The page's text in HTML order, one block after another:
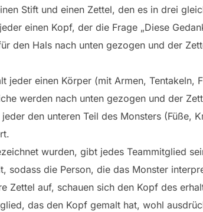
Stift und einen Zettel, den es in drei
einen Kopf, der die Frage „Diese
den Hals nach unten gezogen und der
jeder einen Körper (mit Armen, Tentakeln,
werden nach unten gezogen und der
den unteren Teil des Monsters (Füße,
wurden, gibt jedes Teammitglied
sodass die Person, die das Monster
Zettel auf, schauen sich den Kopf des
das den Kopf gemalt hat, wohl